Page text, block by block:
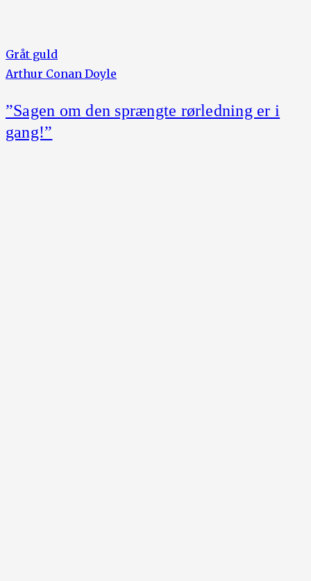
Gråt guld
Arthur Conan Doyle
”Sagen om den sprængte rørledning er i
gang!”